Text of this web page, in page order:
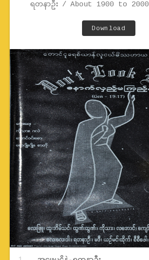
Record Details Artist
ရတနာဦး Release
About 1900 to 2000
Genre
Download
Record Tracklist